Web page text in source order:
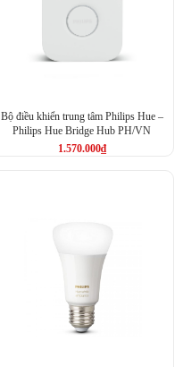
Bộ điều khiển trung tâm Philips Hue –
Philips Hue Bridge Hub PH/VN
1.570.000₫